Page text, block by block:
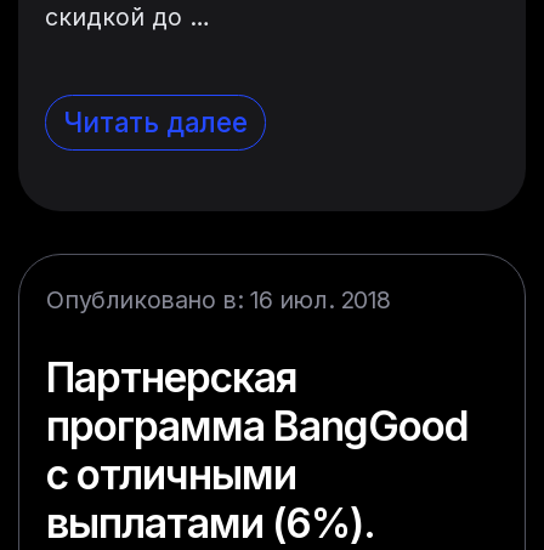
скидкой до …
Читать далее
Опубликовано в: 16 июл. 2018
Партнерская
программа BangGood
с отличными
выплатами (6%).